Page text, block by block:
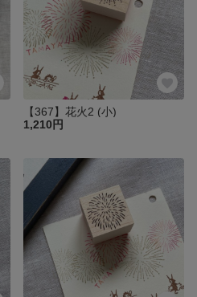
【367】花火2 (小)
1,210円